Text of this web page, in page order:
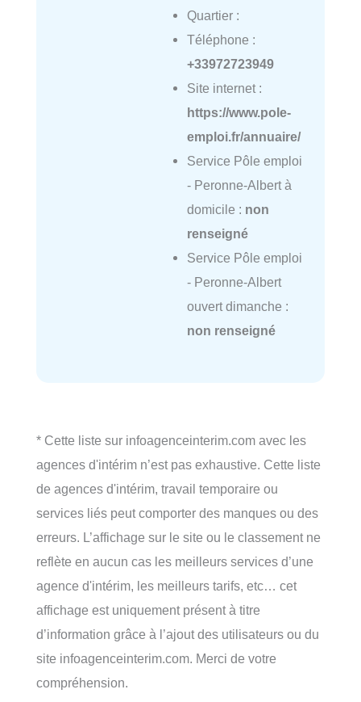
Quartier :
Téléphone :
+33972723949
Site internet :
https://www.pole-
emploi.fr/annuaire/
Service Pôle emploi
- Peronne-Albert à
domicile : non
renseigné
Service Pôle emploi
- Peronne-Albert
ouvert dimanche :
non renseigné
* Cette liste sur infoagenceinterim.com avec les
agences d'intérim n’est pas exhaustive. Cette liste
de agences d'intérim, travail temporaire ou
services liés peut comporter des manques ou des
erreurs. L’affichage sur le site ou le classement ne
reflète en aucun cas les meilleurs services d’une
agence d'intérim, les meilleurs tarifs, etc… cet
affichage est uniquement présent à titre
d’information grâce à l’ajout des utilisateurs ou du
site infoagenceinterim.com. Merci de votre
compréhension.